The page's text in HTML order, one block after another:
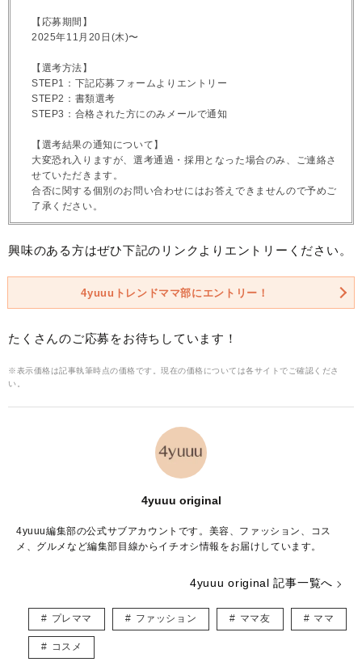
【応募期間】
2025年11月20日(木)〜
【選考方法】
STEP1：下記応募フォームよりエントリー
STEP2：書類選考
STEP3：合格された方にのみメールで通知
【選考結果の通知について】
大変恐れ入りますが、選考通過・採用となった場合のみ、ご連絡さ
せていただきます。
合否に関する個別のお問い合わせにはお答えできませんので予めご
了承ください。
興味のある方はぜひ下記のリンクよりエントリーください。
4yuuuトレンドママ部にエントリー！
たくさんのご応募をお待ちしています！
※表示価格は記事執筆時点の価格です。現在の価格については各サイトでご確認くださ
い。
4yuuu original
4yuuu編集部の公式サブアカウントです。美容、ファッション、コス
メ、グルメなど編集部目線からイチオシ情報をお届けしています。
4yuuu original 記事一覧へ
プレママ ファッション ママ友 ママ
コスメ